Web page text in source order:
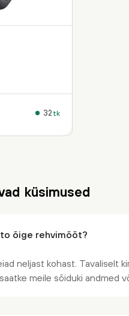
32 tk
küsimused
õige rehvimõõt?
neljast kohast. Tavaliselt
meile sõiduki andmed